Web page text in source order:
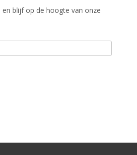
en blijf op de hoogte van onze